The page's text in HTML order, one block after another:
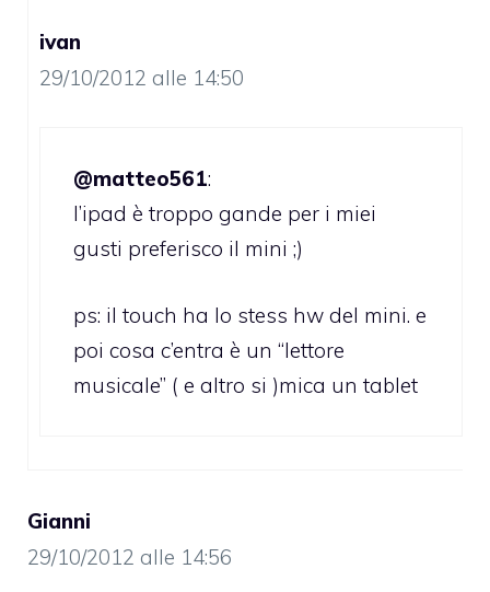
ivan
29/10/2012 alle 14:50
@matteo561:
l’ipad è troppo gande per i miei
gusti preferisco il mini ;)
ps: il touch ha lo stess hw del mini. e
poi cosa c’entra è un “lettore
musicale” ( e altro si )mica un tablet
Gianni
29/10/2012 alle 14:56